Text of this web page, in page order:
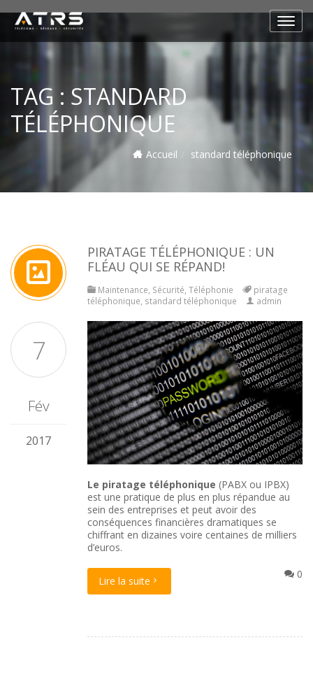
TAG : STANDARD
TÉLÉPHONIQUE
Accueil standard téléphonique
7
Fév
2017
PIRATAGE TÉLÉPHONIQUE : UN
FLÉAU QUI SE RÉPAND!
Maintenance, Sécurité, Téléphonie
piratage
téléphonique, standard téléphonique admin
Le piratage téléphonique (PABX ou IPBX)
est une pratique de plus en plus répandue au
sein des entreprises et peut avoir des
conséquences financières dramatiques se
chiffrant en dizaines voire centaines de milliers
d’euros.
0
Lire la suite